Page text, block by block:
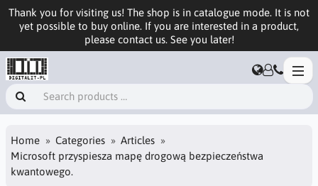
Thank you for visiting us! The shop is in catalogue mode. It is not
yet possible to buy online. If you are interested in a product,
please contact us. See you later!
Home Categories
Articles
Microsoft przyspiesza mapę drogową bezpieczeństwa
kwantowego.